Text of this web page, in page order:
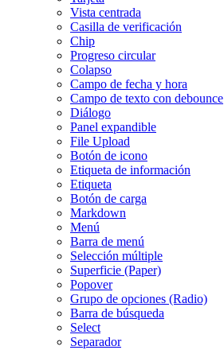
Vista centrada
Casilla de verificación
Chip
Progreso circular
Colapso
Campo de fecha y hora
Campo de texto con debounce
Diálogo
Panel expandible
File Upload
Botón de icono
Etiqueta de información
Etiqueta
Botón de carga
Markdown
Menú
Barra de menú
Selección múltiple
Superficie (Paper)
Popover
Grupo de opciones (Radio)
Barra de búsqueda
Select
Separador